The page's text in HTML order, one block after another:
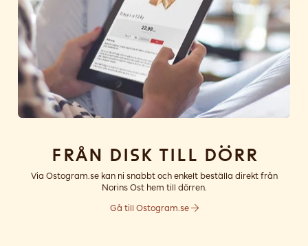
Från disk till dörr
Via Ostogram.se kan ni snabbt och enkelt beställa direkt från
Norins Ost hem till dörren.
Gå till Ostogram.se